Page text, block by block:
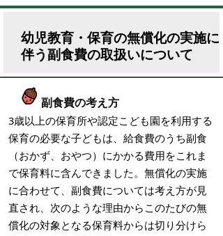
幼児教育・保育の無償化の実施に
伴う副食費の取扱いについて
副食費の考え方
3歳以上の保育所や認定こども園を利用する
保育の必要な子どもは、給食費のうち副食
（おかず、おやつ）にかかる費用をこれま
で保育料に含んできました。無償化の実施
に合わせて、副食費については考え方が見
直され、次のような理由からこのたびの無
償化の対象となる保育料からは切り分けら